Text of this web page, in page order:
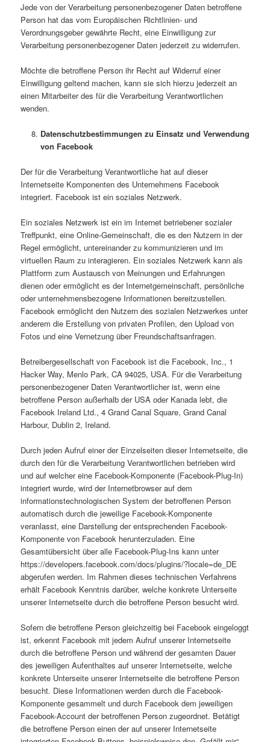
Jede von der Verarbeitung personenbezogener Daten betroffene
Person hat das vom Europäischen Richtlinien- und
Verordnungsgeber gewährte Recht, eine Einwilligung zur
Verarbeitung personenbezogener Daten jederzeit zu widerrufen.
Möchte die betroffene Person ihr Recht auf Widerruf einer
Einwilligung geltend machen, kann sie sich hierzu jederzeit an
einen Mitarbeiter des für die Verarbeitung Verantwortlichen
wenden.
Datenschutzbestimmungen zu Einsatz und Verwendung
von Facebook
Der für die Verarbeitung Verantwortliche hat auf dieser
Internetseite Komponenten des Unternehmens Facebook
integriert. Facebook ist ein soziales Netzwerk.
Ein soziales Netzwerk ist ein im Internet betriebener sozialer
Treffpunkt, eine Online-Gemeinschaft, die es den Nutzern in der
Regel ermöglicht, untereinander zu kommunizieren und im
virtuellen Raum zu interagieren. Ein soziales Netzwerk kann als
Plattform zum Austausch von Meinungen und Erfahrungen
dienen oder ermöglicht es der Internetgemeinschaft, persönliche
oder unternehmensbezogene Informationen bereitzustellen.
Facebook ermöglicht den Nutzern des sozialen Netzwerkes unter
anderem die Erstellung von privaten Profilen, den Upload von
Fotos und eine Vernetzung über Freundschaftsanfragen.
Betreibergesellschaft von Facebook ist die Facebook, Inc., 1
Hacker Way, Menlo Park, CA 94025, USA. Für die Verarbeitung
personenbezogener Daten Verantwortlicher ist, wenn eine
betroffene Person außerhalb der USA oder Kanada lebt, die
Facebook Ireland Ltd., 4 Grand Canal Square, Grand Canal
Harbour, Dublin 2, Ireland.
Durch jeden Aufruf einer der Einzelseiten dieser Internetseite, die
durch den für die Verarbeitung Verantwortlichen betrieben wird
und auf welcher eine Facebook-Komponente (Facebook-Plug-In)
integriert wurde, wird der Internetbrowser auf dem
informationstechnologischen System der betroffenen Person
automatisch durch die jeweilige Facebook-Komponente
veranlasst, eine Darstellung der entsprechenden Facebook-
Komponente von Facebook herunterzuladen. Eine
Gesamtübersicht über alle Facebook-Plug-Ins kann unter
https://developers.facebook.com/docs/plugins/?locale=de_DE
abgerufen werden. Im Rahmen dieses technischen Verfahrens
erhält Facebook Kenntnis darüber, welche konkrete Unterseite
unserer Internetseite durch die betroffene Person besucht wird.
Sofern die betroffene Person gleichzeitig bei Facebook eingeloggt
ist, erkennt Facebook mit jedem Aufruf unserer Internetseite
durch die betroffene Person und während der gesamten Dauer
des jeweiligen Aufenthaltes auf unserer Internetseite, welche
konkrete Unterseite unserer Internetseite die betroffene Person
besucht. Diese Informationen werden durch die Facebook-
Komponente gesammelt und durch Facebook dem jeweiligen
Facebook-Account der betroffenen Person zugeordnet. Betätigt
die betroffene Person einen der auf unserer Internetseite